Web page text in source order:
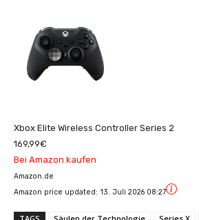
Xbox Elite Wireless Controller Series 2
169,99€
Bei Amazon kaufen
Amazon.de
Amazon price updated: 13. Juli 2026 08:27